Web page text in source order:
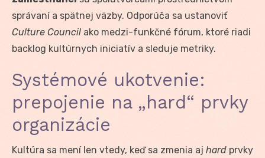
správaní a spätnej väzby. Odporúča sa ustanoviť
Culture Council ako medzi-funkčné fórum, ktoré riadi
backlog kultúrnych iniciatív a sleduje metriky.
Systémové ukotvenie:
prepojenie na „hard“ prvky
organizácie
Kultúra sa mení len vtedy, keď sa zmenia aj hard prvky